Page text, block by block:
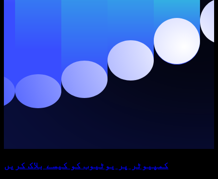
کمپیوٹر پر یوٹیوب کو کیسے بلاک کریں